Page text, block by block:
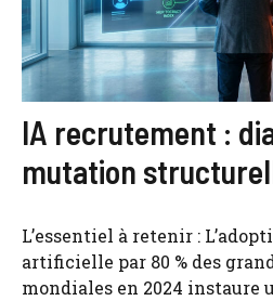
IA recrutement :
mutation
L’essentiel à retenir :
artificielle par 80 % des
mondiales en 2024 instaure